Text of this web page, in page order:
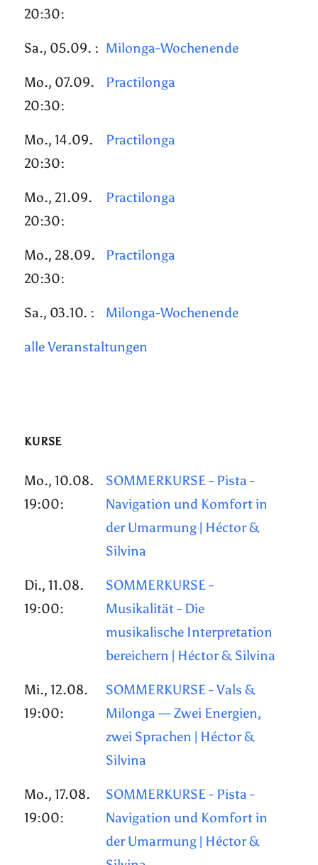
20:30:
Sa., 05.09. : Milonga-Wochenende
Mo., 07.09.
20:30:
Practilonga
Mo., 14.09.
20:30:
Practilonga
Mo., 21.09.
20:30:
Practilonga
Mo., 28.09.
20:30:
Practilonga
Sa., 03.10. : Milonga-Wochenende
alle Veranstaltungen
KURSE
Mo., 10.08.
19:00:
SOMMERKURSE - Pista -
Navigation und Komfort in
der Umarmung | Héctor &
Silvina
Di., 11.08.
19:00:
SOMMERKURSE -
Musikalität - Die
musikalische Interpretation
bereichern | Héctor & Silvina
Mi., 12.08.
19:00:
SOMMERKURSE - Vals &
Milonga — Zwei Energien,
zwei Sprachen | Héctor &
Silvina
Mo., 17.08.
19:00:
SOMMERKURSE - Pista -
Navigation und Komfort in
der Umarmung | Héctor &